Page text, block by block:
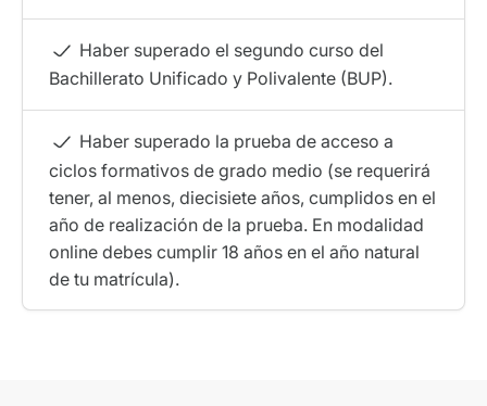
Haber superado el segundo curso del
Bachillerato Unificado y Polivalente (BUP).
Haber superado la prueba de acceso a
ciclos formativos de grado medio (se requerirá
tener, al menos, diecisiete años, cumplidos en el
año de realización de la prueba. En modalidad
online debes cumplir 18 años en el año natural
de tu matrícula).